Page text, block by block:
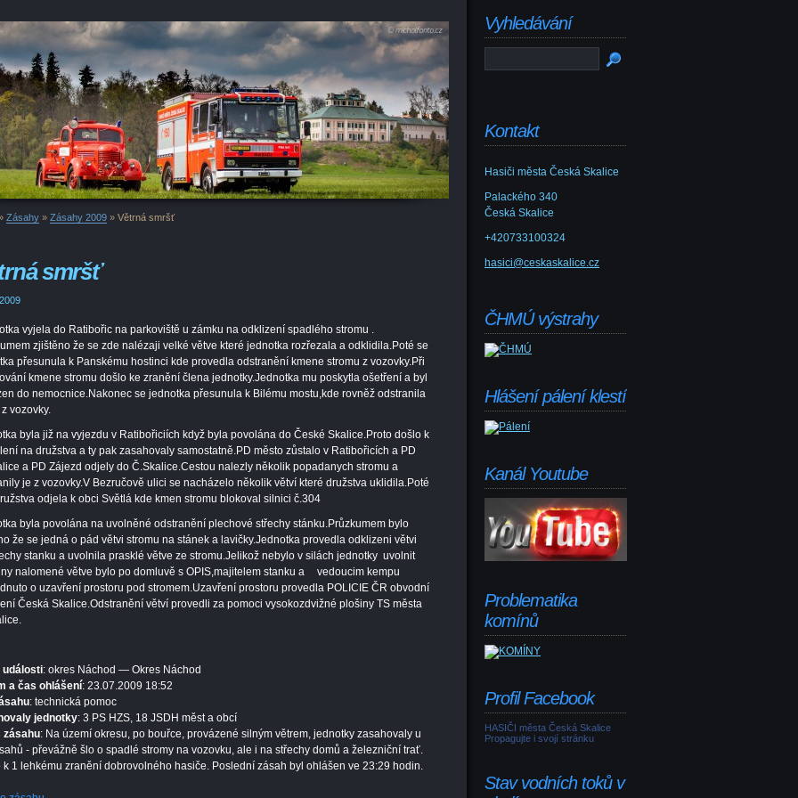
Zásahy » Zásahy 2009 » Větrná smršť
smršť
vyjela do Ratibořic na parkoviště u zámku na odklizení spadlého stromu .
zjištěno že se zde nalézaji velké větve které jednotka rozřezala a odklidila.Poté se
přesunula k Panskému hostinci kde provedla odstranění kmene stromu z vozovky.Při
kmene stromu došlo ke zranění člena jednotky.Jednotka mu poskytla ošetření a byl
do nemocnice.Nakonec se jednotka přesunula k Bilému mostu,kde rovněž odstranila
vozovky.
byla již na vyjezdu v Ratibořiciích když byla povolána do České Skalice.Proto došlo k
na družstva a ty pak zasahovaly samostatně.PD město zůstalo v Ratibořicích a PD
a PD Zájezd odjely do Č.Skalice.Cestou nalezly několik popadanych stromu a
je z vozovky.V Bezručově ulici se nacházelo několik větví které družstva uklidila.Poté
odjela k obci Světlá kde kmen stromu blokoval silnici č.304
byla povolána na uvolněné odstranění plechové střechy stánku.Průzkumem bylo
že se jedná o pád větvi stromu na stánek a lavičky.Jednotka provedla odklizeni větvi
stanku a uvolnila prasklé větve ze stromu.Jelikož nebylo v silách jednotky uvolnit
nalomené větve bylo po domluvě s OPIS,majitelem stanku a
vedoucim kempu
o uzavření prostoru pod stromem.Uzavření prostoru provedla POLICIE ČR obvodní
Česká Skalice.Odstranění větví provedli za pomoci vysokozdvižné plošiny TS města
události: okres Náchod — Okres Náchod
a čas ohlášení: 23.07.2009 18:52
: technická pomoc
jednotky: 3 PS HZS, 18 JSDH měst a obcí
zásahu: Na území okresu, po bouřce, provázené silným větrem, jednotky zasahovaly u
- převážně šlo o spadlé stromy na vozovku, ale i na střechy domů a železniční trať.
k 1 lehkému zranění dobrovolného hasiče. Poslední zásah byl ohlášen ve 23:29 hodin.
Vyhledávání
Kontakt
Hasiči města Česká Skalice
Palackého 340
Česká Skalice
+420733100324
hasici@ceskaskalice.cz
ČHMÚ výstrahy
Hlášení pálení klestí
Kanál Youtube
Problematika
komínů
Profil Facebook
HASIČI města Česká Skalice
Propagujte i svojí stránku
Stav vodních toků v